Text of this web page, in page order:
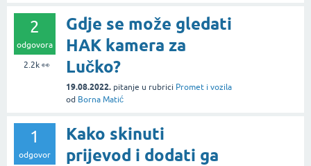
2
odgovora
2.2k👀
Gdje se može gledati
HAK kamera za
Lučko?
19.08.2022. pitanje u rubrici Promet i vozila
od Borna Matić
1
odgovor
Kako skinuti
prijevod i dodati ga